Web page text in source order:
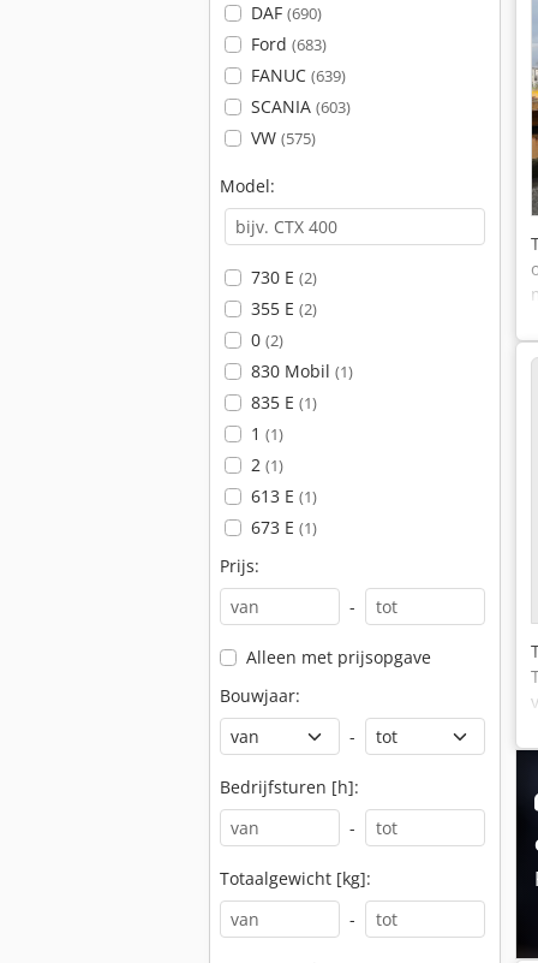
DAF (690)
Ford (683)
FANUC (639)
SCANIA (603)
VW (575)
Model:
730 E (2)
355 E (2)
0 (2)
830 Mobil (1)
835 E (1)
1 (1)
2 (1)
613 E (1)
673 E (1)
Prijs:
-
Alleen met prijsopgave
Bouwjaar:
-
Bedrijfsturen [h]:
-
Totaalgewicht [kg]:
-